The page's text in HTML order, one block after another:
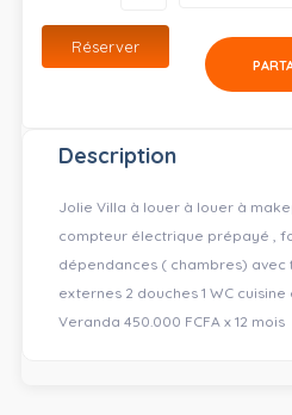
Réserver
Description
Jolie Villa à louer à louer à
compteur électrique prépayé ,
dépendances ( chambres) avec
externes 2 douches 1 WC
Veranda 450.000 FCFA x 12 mois